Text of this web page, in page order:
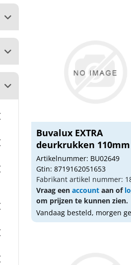
Buvalux EXTRA
deurkrukken 110mm
70
Artikelnummer: BU02649
Gtin: 8719162051653
Fabrikant artikel nummer:
Vraag een accountaan of
om prijzen te kunnen zien.
Vandaag besteld, morgen